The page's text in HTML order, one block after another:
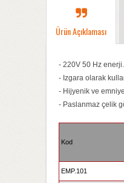
Ürün Açıklaması
- 220V 50 Hz enerji.
- Izgara olarak
- Hijyenik ve
- Paslanmaz çelik
Kod
EMP.101